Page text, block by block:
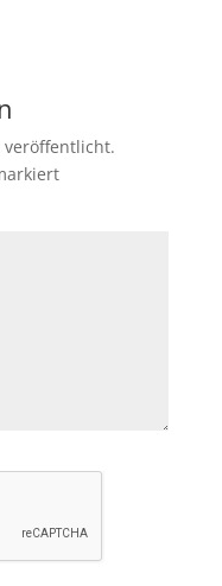
veröffentlicht.